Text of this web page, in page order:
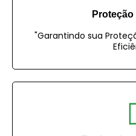
"Garantindo sua